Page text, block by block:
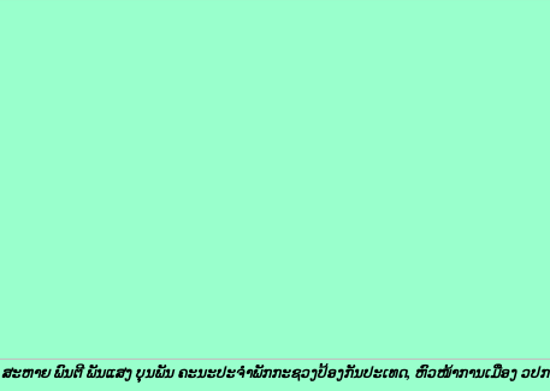
ສະຫາຍ ພົນຕີ ພັນແສງ ບຸນພັນ ຄະນະປະຈໍາພັກກະຊວງປ້ອງກັນປະເທດ, ຫົວໜ້າການເມືອງ ວປກ